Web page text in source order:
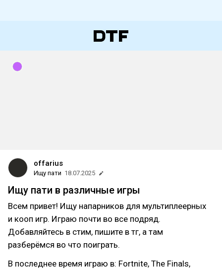
offarius
Ищу пати 18.07.2025
Ищу пати в различные игры
Всем привет! Ищу напарников для мультиплеерных
и кооп игр. Играю почти во все подряд.
Добавляйтесь в стим, пишите в тг, а там
разберёмся во что поиграть.
В последнее время играю в: Fortnite, The Finals,